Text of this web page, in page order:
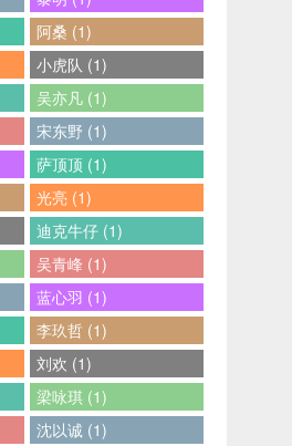
阿桑 (1)
小虎队 (1)
吴亦凡 (1)
宋东野 (1)
萨顶顶 (1)
光亮 (1)
迪克牛仔 (1)
吴青峰 (1)
蓝心羽 (1)
李玖哲 (1)
刘欢 (1)
梁咏琪 (1)
沈以诚 (1)